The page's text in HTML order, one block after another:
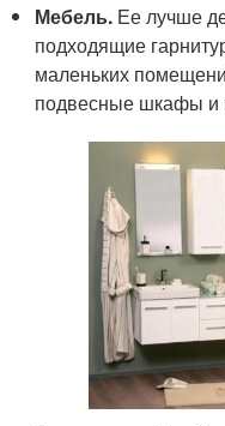
Мебель. Ее лучше
подходящие
маленьких
подвесные шкафы и